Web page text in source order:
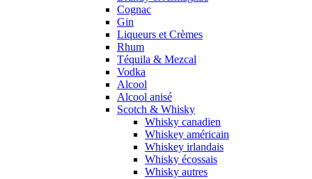
Cognac
Gin
Liqueurs et Crèmes
Rhum
Téquila & Mezcal
Vodka
Alcool
Alcool anisé
Scotch & Whisky
Whisky canadien
Whiskey américain
Whiskey irlandais
Whisky écossais
Whisky autres